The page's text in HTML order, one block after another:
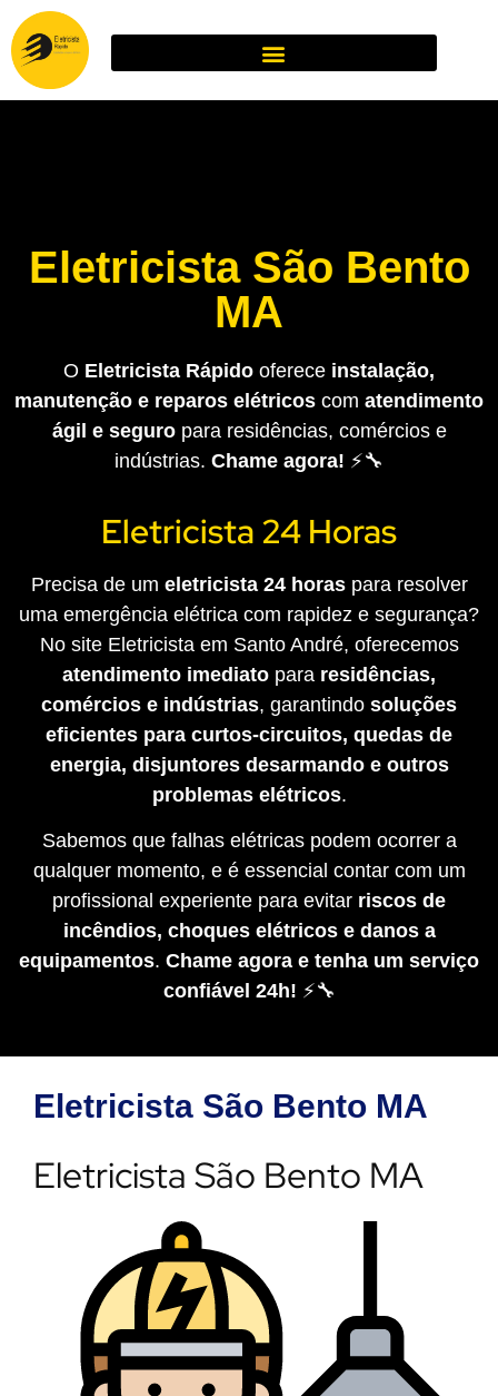
Eletricista São Bento
MA
O Eletricista Rápido oferece instalação,
manutenção e reparos elétricos com atendimento
ágil e seguropara residências, comércios e
indústrias. Chame agora! ⚡🔧
Eletricista 24 Horas
Precisa de um eletricista 24 horaspara resolver
uma emergência elétrica com rapidez e segurança?
No site Eletricista em Santo André, oferecemos
atendimento imediato para residências,
comércios e indústrias, garantindo soluções
eficientes para curtos-circuitos, quedas de
energia, disjuntores desarmando e outros
problemas elétricos.
Sabemos que falhas elétricas podem ocorrer a
qualquer momento, e é essencial contar com um
profissional experiente para evitar riscos de
incêndios, choques elétricos e danos a
equipamentos. Chame agora e tenha um serviço
confiável 24h! ⚡🔧
Eletricista São Bento MA
Eletricista São Bento MA